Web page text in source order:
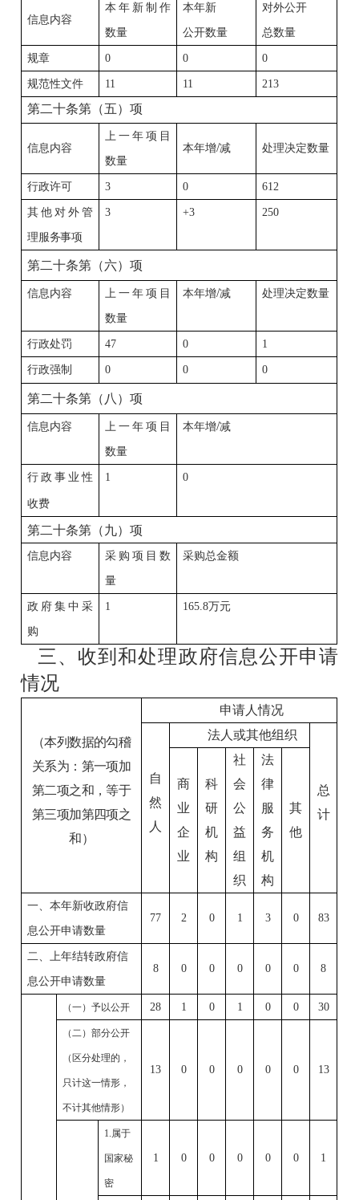
信息内容
本年新制作
数量
本年新
公开数量
对外公开
总数量
规章 0 0 0
规范性文件 11 11 213
第二十条第（五）项
信息内容
上一年项目
数量
本年增/减 处理决定数量
行政许可 3 0 612
其他对外管
理服务事项
3 +3 250
第二十条第（六）项
信息内容 上一年项目
数量
本年增/减 处理决定数量
行政处罚 47 0 1
行政强制 0 0 0
第二十条第（八）项
信息内容 上一年项目
数量
本年增/减
行政事业性
收费
1 0
第二十条第（九）项
信息内容 采购项目数
量
采购总金额
政府集中采
购
1 165.8万元
三、收到和处理政府信息公开申请
情况
（本列数据的勾稽
关系为：第一项加
第二项之和，等于
第三项加第四项之
和）
申请人情况
自
然
人
法人或其他组织
总
计
商
业
企
业
科
研
机
构
社
会
公
益
组
织
法
律
服
务
机
构
其
他
一、本年新收政府信
息公开申请数量
77 2 0 1 3 0 83
二、上年结转政府信
息公开申请数量
8 0 0 0 0 0 8
（一）予以公开 28 1 0 1 0 0 30
（二）部分公开
（区分处理的，
只计这一情形，
不计其他情形）
13 0 0 0 0 0 13
1. 属于
国家秘
密
1 0 0 0 0 0 1